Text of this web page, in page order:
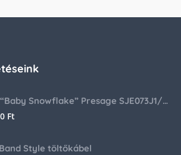
Seiko “Baby Snowflake” Presage SJE073J1/SARA015 Limited Edition
Ft
Style töltőkábel